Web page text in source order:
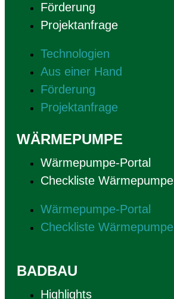
Förderung
Projektanfrage
Technologien
Aus einer Hand
Förderung
Projektanfrage
WÄRMEPUMPE
Wärmepumpe-Portal
Checkliste Wärmepumpe
Wärmepumpe-Portal
Checkliste Wärmepumpe
BADBAU
Highlights